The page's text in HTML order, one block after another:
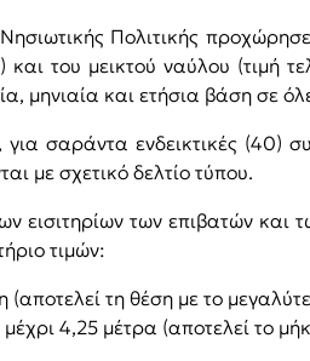
Πολιτικής
και του μεικτού ναύλου (τιμή
μηνιαία και ετήσια βάση σε
σαράντα ενδεικτικές (40)
με σχετικό δελτίο τύπου.
εισιτηρίων των επιβατών
τιμών:
(αποτελεί τη θέση με το
4,25 μέτρα (αποτελεί το